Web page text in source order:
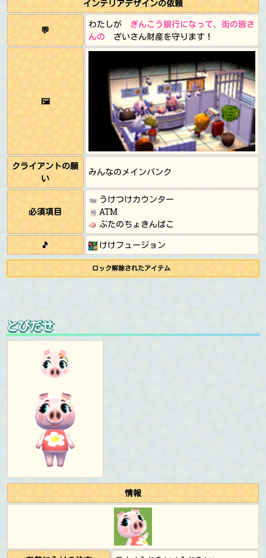
インテリアデザインの依頼
💬
わたしが ぎんこう銀行になって、街の皆さ
んの ざいさん財産を守ります！
🖼️
クライアントの願
い
みんなのメインバンク
必須項目
うけつけカウンター
ATM
ぶたのちょきんばこ
🎵
けけフュージョン
ロック解除されたアイテム
とびだせ
情報